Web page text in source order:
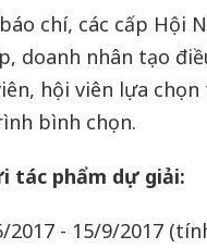
chí, các cấp Hội
doanh nhân tạo
hội viên lựa
bình chọn.
tác phẩm dự giải:
2017 - 15/9/2017